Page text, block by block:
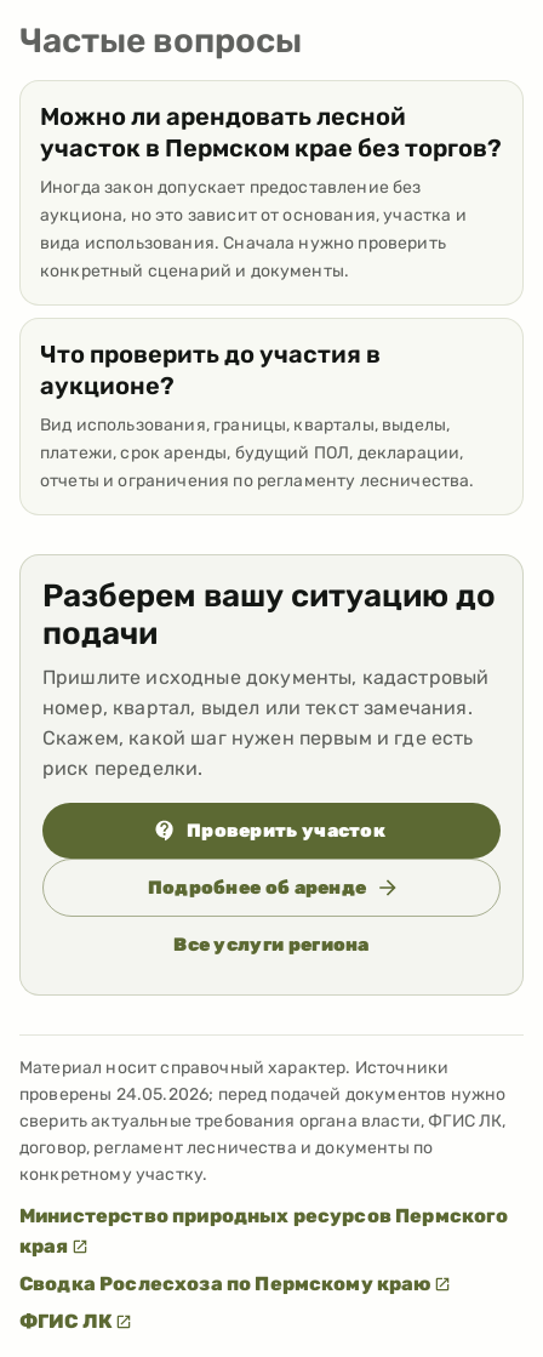
Частые вопросы
Можно ли арендовать лесной
участок в Пермском крае без торгов?
Иногда закон допускает предоставление без
аукциона, но это зависит от основания, участка и
вида использования. Сначала нужно проверить
конкретный сценарий и документы.
Что проверить до участия в
аукционе?
Вид использования, границы, кварталы, выделы,
платежи, срок аренды, будущий ПОЛ, декларации,
отчеты и ограничения по регламенту лесничества.
Разберем вашу ситуацию до
подачи
Пришлите исходные документы, кадастровый
номер, квартал, выдел или текст замечания.
Скажем, какой шаг нужен первым и где есть
риск переделки.
Проверить участок
Подробнее об аренде
Все услуги региона
Материал носит справочный характер. Источники
проверены 24.05.2026; перед подачей документов нужно
сверить актуальные требования органа власти, ФГИС ЛК,
договор, регламент лесничества и документы по
конкретному участку.
Министерство природных ресурсов Пермского
края
Сводка Рослесхоза по Пермскому краю
ФГИС ЛК